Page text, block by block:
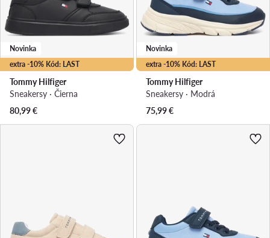
extra -10% Kód: LAST
Novinka
Tommy Hilfiger
Sneakersy · Čierna
80,99€
extra -10% Kód: LAST
Novinka
Tommy Hilfiger
Sneakersy · Modrá
75,99€